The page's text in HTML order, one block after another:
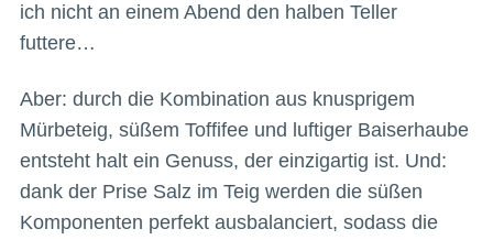
ich nicht an einem Abend den halben Teller
futtere…
Aber: durch die Kombination aus knusprigem
Mürbeteig, süßem Toffifee und luftiger Baiserhaube
entsteht halt ein Genuss, der einzigartig ist. Und:
dank der Prise Salz im Teig werden die süßen
Komponenten perfekt ausbalanciert, sodass die